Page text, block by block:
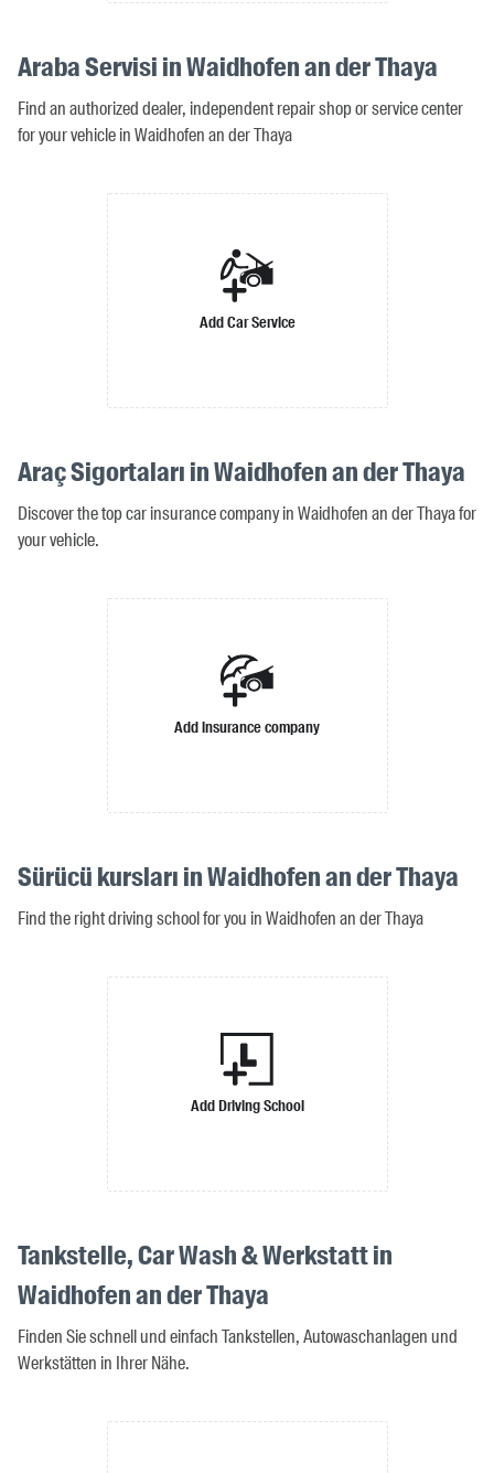
Araba Servisi in Waidhofen an der Thaya
Find an authorized dealer, independent repair shop or service center
for your vehicle in Waidhofen an der Thaya
Add Car Service
Araç Sigortaları in Waidhofen an der Thaya
Discover the top car insurance company in Waidhofen an der Thaya for
your vehicle.
Add insurance company
Sürücü kursları in Waidhofen an der Thaya
Find the right driving school for you in Waidhofen an der Thaya
Add Driving School
Tankstelle, Car Wash & Werkstatt in
Waidhofen an der Thaya
Finden Sie schnell und einfach Tankstellen, Autowaschanlagen und
Werkstätten in Ihrer Nähe.